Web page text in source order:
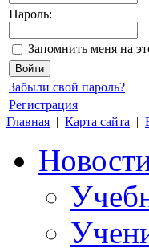
Пароль:
Запомнить меня на
Забыли свой пароль?
Регистрация
Главная | Карта сайта |